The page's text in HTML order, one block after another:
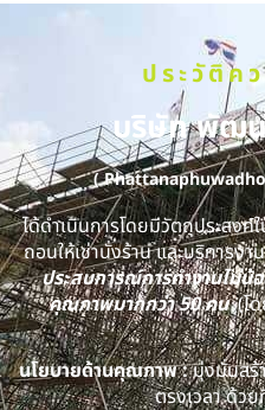
ประวัติค
บริษัท พัฒ
(
ได้ดำเนินการโดยมีวัตถุประสง
ถอนให้เช่านั่งร้าน และบริการ
ประสบการณ์การทำงานไม่
คุณภาพมากกว่า 50 คน(โ
นโยบายด้านคุณภาพ :มุ่งมั่นสร้
ตรงเวลา ด้ว